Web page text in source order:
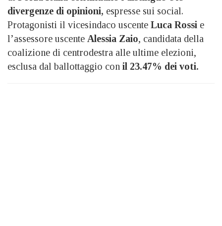
divergenze di opinioni, espresse sui social.
Protagonisti il vicesindaco uscente Luca Rossi e
l’assessore uscente Alessia Zaio, candidata della
coalizione di centrodestra alle ultime elezioni,
esclusa dal ballottaggio con il 23.47% dei voti.